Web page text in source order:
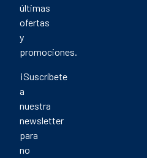
últimas
ofertas
y
promociones.
¡Suscríbete
a
nuestra
newsletter
para
no